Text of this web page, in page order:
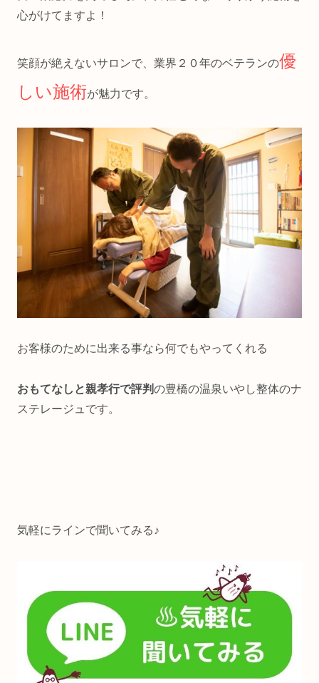
心がけてますよ！
笑顔が絶えないサロンで、業界２０年のベテランの優
しい施術が魅力です。
お客様のために出来る事なら何でもやってくれる
おもてなしと親孝行で評判の豊橋の温泉いやし整体のナ
ステレージュです。
気軽にラインで聞いてみる♪